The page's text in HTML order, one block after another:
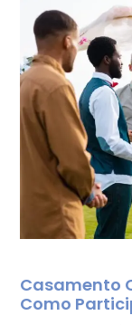
Casamento
Como